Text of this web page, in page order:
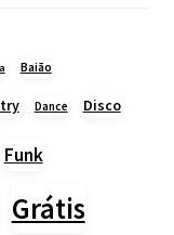
Baião
Dance Disco
Funk
Grátis